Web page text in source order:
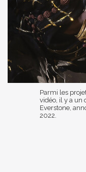
Parmi les
vidéo, il y a un
Everstone,
2022.